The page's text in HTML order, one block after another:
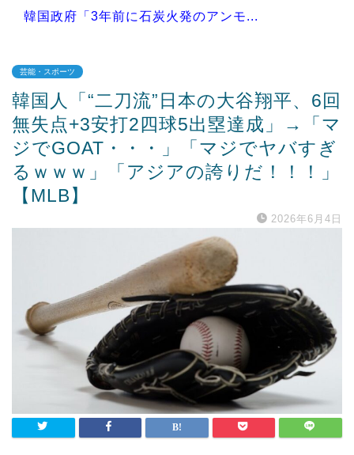
韓国政府「3年前に石炭火発のアンモ...
Powered by livedoor 相互RSS
芸能・スポーツ
韓国人「“二刀流”日本の大谷翔平、6回
無失点+3安打2四球5出塁達成」→「マ
ジでGOAT・・・」「マジでヤバすぎ
るｗｗｗ」「アジアの誇りだ！！！」
【MLB】
2026年6月4日